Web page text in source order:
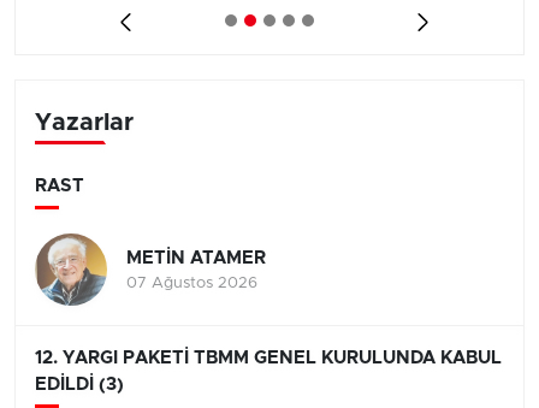
Yazarlar
RAST
METİN ATAMER
07 Ağustos 2026
12. YARGI PAKETİ TBMM GENEL KURULUNDA KABUL
EDİLDİ (3)